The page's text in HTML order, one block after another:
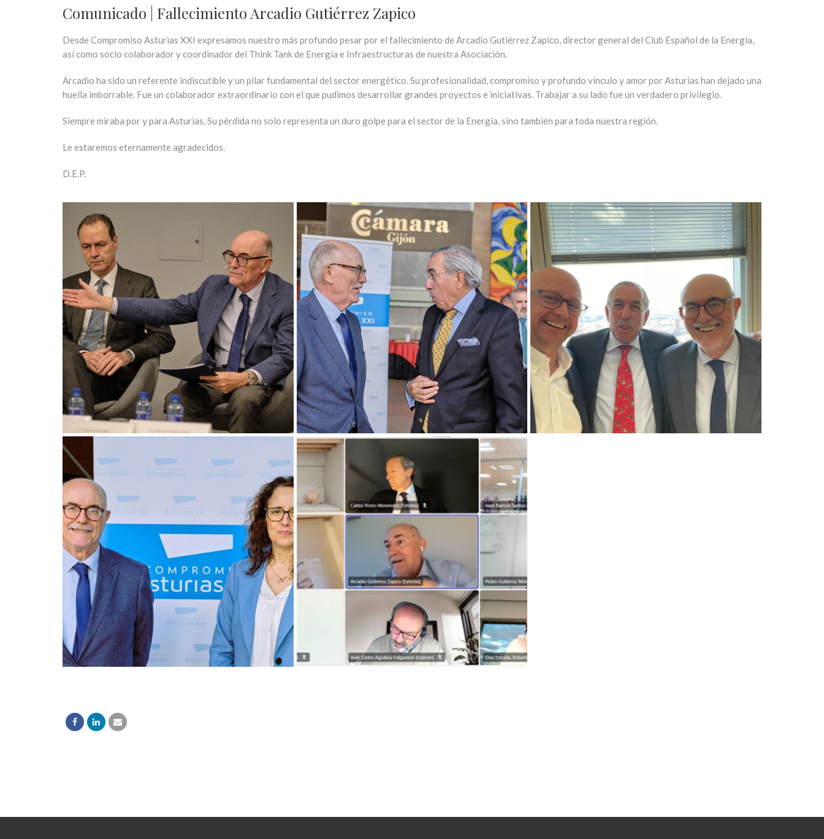
Comunicado | Fallecimiento Arcadio Gutiérrez Zapico
Desde Compromiso Asturias XXI expresamos nuestro más profundo pesar por el fallecimiento de Arcadio Gutiérrez Zapico, director general del Club Español de la Energía,
así como socio colaborador y coordinador del Think Tank de Energía e Infraestructuras de nuestra Asociación.
Arcadio ha sido un referente indiscutible y un pilar fundamental del sector energético. Su profesionalidad, compromiso y profundo vínculo y amor por Asturias han dejado una
huella imborrable. Fue un colaborador extraordinario con el que pudimos desarrollar grandes proyectos e iniciativas. Trabajar a su lado fue un verdadero privilegio.
Siempre miraba por y para Asturias. Su pérdida no solo representa un duro golpe para el sector de la Energía, sino también para toda nuestra región.
Le estaremos eternamente agradecidos.
D.E.P.